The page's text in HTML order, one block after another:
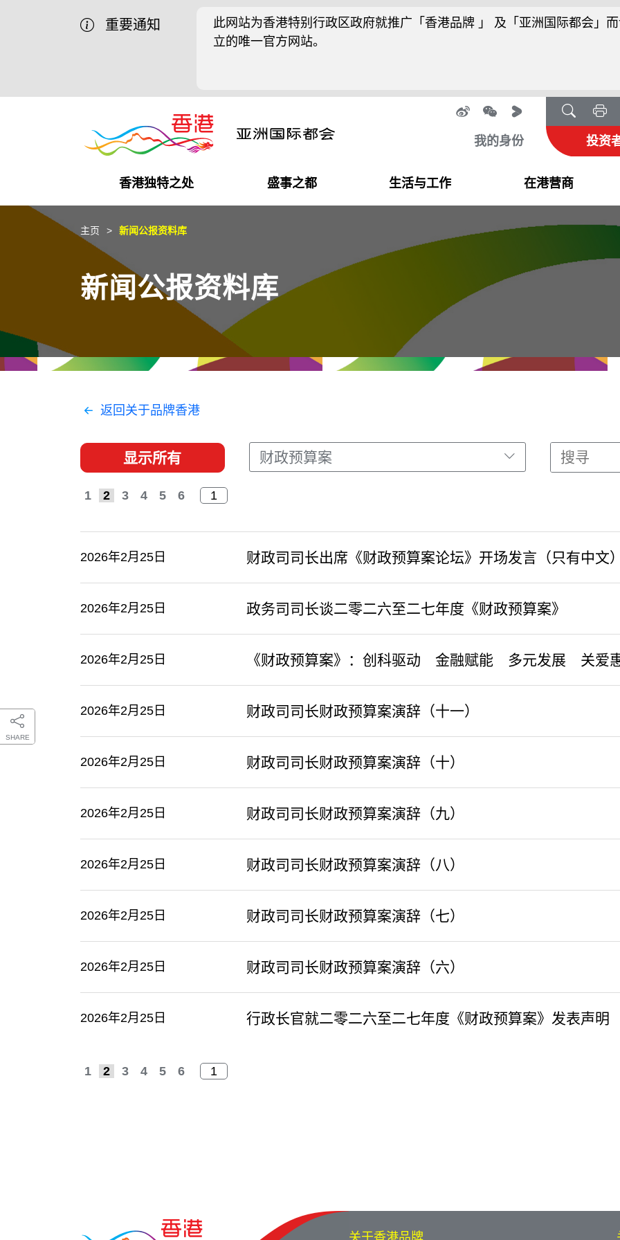
重要通知
此网站为香港特别行政区政府就推广「香港品牌 」 及「亚洲国际都会」
立的唯一官方网站。
我的身份 投资
香港独特之处
商业机遇
独特优势
盛事之都
盛事之都
最新活动精选
生活与工作
在港工作
都会生活
在港营商
在港创业
初创企业
推广香港@中国内地
推广香港@中东
推广香港@粤港澳大湾区
最新资讯
媒体资讯
SHARE
主页 新闻公报资料库
新闻公报资料库
返回关于品牌香港
显示所有 财政预算案
1 2 3 4 5 6
2026年2月25日 财政司司长出席《财政预算案论坛》开场发言（只有中文
2026年2月25日 政务司司长谈二零二六至二七年度《财政预算案》
2026年2月25日 《财政预算案》：创科驱动 金融赋能 多元发展 关爱
2026年2月25日 财政司司长财政预算案演辞（十一）
2026年2月25日 ​财政司司长财政预算案演辞（十）
2026年2月25日 ​财政司司长财政预算案演辞（九）
2026年2月25日 ​财政司司长财政预算案演辞（八）
2026年2月25日 ​财政司司长财政预算案演辞（七）
2026年2月25日 ​财政司司长财政预算案演辞（六）
2026年2月25日 ​行政长官就二零二六至二七年度《财政预算案》发表声明
1 2 3 4 5 6